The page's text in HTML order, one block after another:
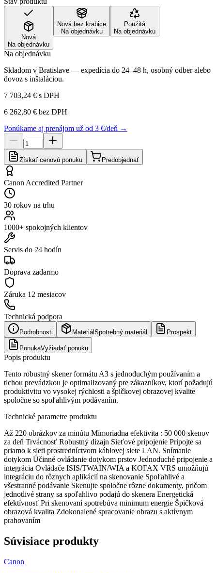
Nová
Na objednávku
Nová bez krabice
Na objednávku
Použitá
Na objednávku
Na objednávku
Skladom v Bratislave — expedícia do 24–48 h, osobný odber alebo
dovoz s inštaláciou.
7 703,24 € s DPH
6 262,80 € bez DPH
Ponúkame aj prenájom už od 3 €/deň →
Získať cenovú ponuku Predobjednať
Canon Accredited Partner
30 rokov na trhu
1000+ spokojných klientov
Servis do 24 hodín
Doprava zadarmo
Záruka 12 mesiacov
Technická podpora
Podrobnosti Materiál Spotrebný materiál Prospekt
PonukaVyžiadať ponuku
Popis produktu
Tento robustný skener formátu A3 s jednoduchým používaním a
tichou prevádzkou je optimalizovaný pre zákazníkov, ktorí požadujú
produktivitu vo vysokej rýchlosti a špičkovej obrazovej kvalite
spoločne so spoľahlivým podávaním.
Technické parametre produktu
Až 220 obrázkov za minútu Mimoriadna efektivita : 50 000 skenov
za deň Trvácnosť Robustný dizajn Sieťové pripojenie Pripojte sa
priamo k sieti prostredníctvom káblovej siete LAN. Snímanie
dotykom Účinné ovládanie dotykom prstov Jednoduché pripojenie a
integrácia Ovládače ISIS/TWAIN/WIA a KOFAX VRS umožňujú
integráciu do rôznych aplikácií na skenovanie Spoľahlivé a
všestranné podávanie Skenujte spoločne rôzne dokumenty, pričom
jednotlivé strany sa spoľahlivo podajú do skenera Energetická
efektívnosť Pri skenovaní spotrebúva minimum energie Špičková
obrazová kvalita Zdokonalené spracovanie obrazu s aktívnym
prahovaním
Súvisiace produkty
Canon